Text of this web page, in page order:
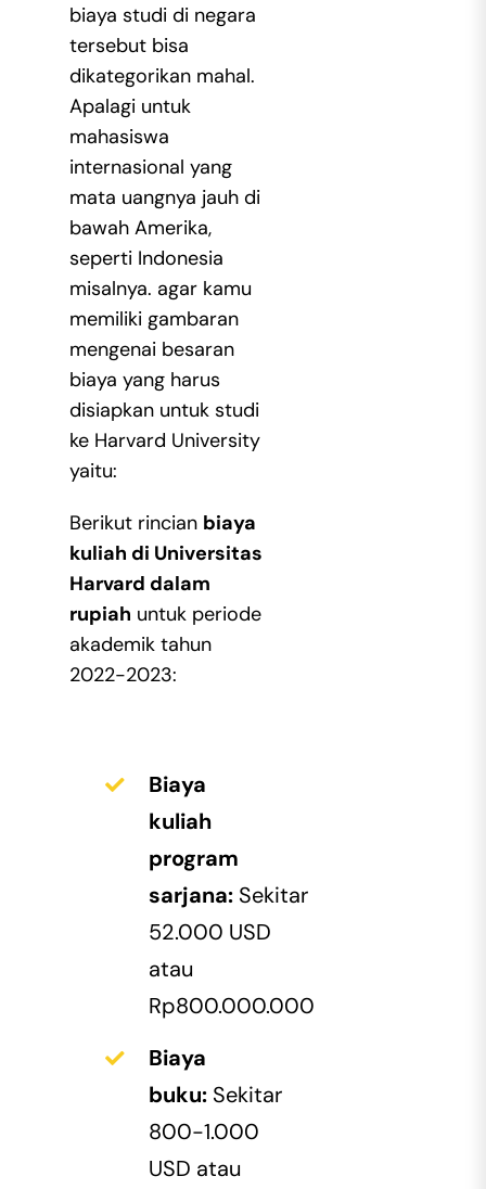
biaya studi di negara
tersebut bisa
dikategorikan mahal.
Apalagi untuk
mahasiswa
internasional yang
mata uangnya jauh di
bawah Amerika,
seperti Indonesia
misalnya. agar kamu
memiliki gambaran
mengenai besaran
biaya yang harus
disiapkan untuk studi
ke Harvard University
yaitu:
Berikut rincian biaya
kuliah di Universitas
Harvard dalam
rupiah untuk periode
akademik tahun
2022-2023:
Biaya
kuliah
program
sarjana: Sekitar
52.000 USD
atau
Rp800.000.000
Biaya
buku: Sekitar
800-1.000
USD atau